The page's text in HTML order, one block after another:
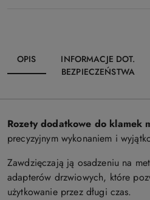
OPIS
INFORMACJE DOT.
BEZPIECZEŃSTWA
Rozety dodatkowe do klamek
precyzyjnym wykonaniem i
Zawdzięczają ją osadzeniu na
adapterów drzwiowych, które
użytkowanie przez długi czas.